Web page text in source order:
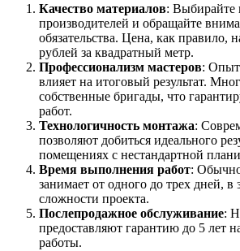
Качество материалов: Выбирайте
производителей и обращайте
обязательства. Цена, как правило,
рублей за квадратный метр.
Профессионализм мастеров: Опыт
влияет на итоговый результат.
собственные бригады, что
работ.
Технологичность монтажа:
позволяют добиться идеального
помещениях с нестандартной
Время выполнения работ:
занимает от одного до трех дней, в
сложности проекта.
Послепродажное обслуживание:
предоставляют гарантию до 5 лет
работы.